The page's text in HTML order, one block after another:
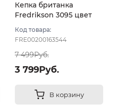
Кепка британка
Fredrikson 3095 цвет
58
Код товара:
FRE00200163544
7 499Руб.
3 799Руб.
В корзину